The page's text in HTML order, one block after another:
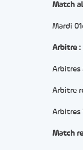
Match
Mardi
Arbitre :
Arbitres
Arbitre
Arbitres
Match